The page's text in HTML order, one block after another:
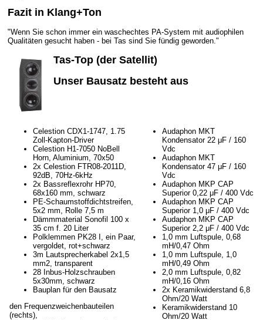
Fazit in Klang+Ton
"Wenn Sie schon immer ein waschechtes PA-System mit audiophilen
Qualitäten gesucht haben - bei Tas sind Sie fündig geworden."
Tas-Top (der Satellit)
Unser Bausatz besteht aus
Celestion CDX1-1747, 1.75
Zoll-Kapton-Driver
Celestion H1-7050 NoBell
Horn, Aluminium, 70x50
2x Celestion FTR08-2011D,
92dB, 70Hz-6kHz
2x Bassreflexrohr HP70,
68x160 mm, schwarz
PE-Schaumstoffdichtstreifen,
5x2 mm, Rolle 7,5 m
Dämmmaterial Sonofil 100 x
35 cm f. 20 Liter
Polklemmen PK28 I, ein Paar,
vergoldet, rot+schwarz
3m Lautsprecherkabel 2x1,5
mm2, transparent
28 Inbus-Holzschrauben
5x30mm, schwarz
Bauplan für den Bausatz
den Frequenzweichenbauteilen
(rechts),
Audaphon MKT
Kondensator 22 μF / 160
Vdc
Audaphon MKT
Kondensator 47 μF / 160
Vdc
Audaphon MKP CAP
Superior 0,22 μF / 400 Vdc
Audaphon MKP CAP
Superior 1,0 μF / 400 Vdc
Audaphon MKP CAP
Superior 2,2 μF / 400 Vdc
1,0 mm Luftspule, 0,68
mH/0,47 Ohm
1,0 mm Luftspule, 1,0
mH/0,49 Ohm
2,0 mm Luftspule, 0,82
mH/0,16 Ohm
2x Keramikwiderstand 6,8
Ohm/20 Watt
Keramikwiderstand 10
Ohm/20 Watt